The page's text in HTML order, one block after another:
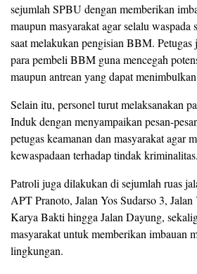
sejumlah SPBU dengan memberikan
maupun masyarakat agar selalu waspada
saat melakukan pengisian BBM. Petugas
para pembeli BBM guna mencegah
maupun antrean yang dapat
Selain itu, personel turut melaksanakan
Induk dengan menyampaikan pesan-
petugas keamanan dan masyarakat agar
kewaspadaan terhadap tindak kriminalitas.
Patroli juga dilakukan di sejumlah ruas
APT Pranoto, Jalan Yos Sudarso 3, Jalan
Karya Bakti hingga Jalan Dayung,
masyarakat untuk memberikan imbauan
lingkungan.